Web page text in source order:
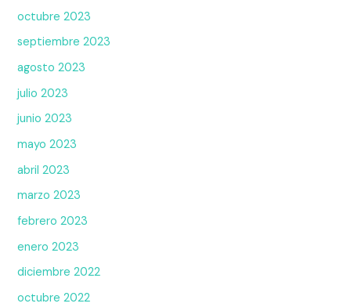
octubre 2023
septiembre 2023
agosto 2023
julio 2023
junio 2023
mayo 2023
abril 2023
marzo 2023
febrero 2023
enero 2023
diciembre 2022
octubre 2022